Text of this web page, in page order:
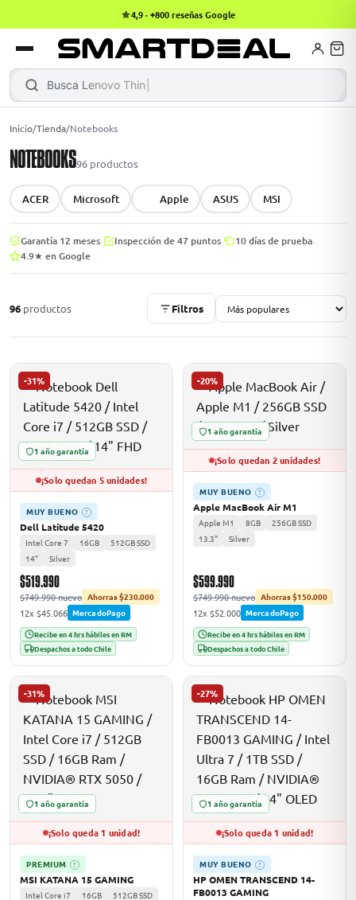
Recibe hoy en la RM
Busca Lenovo ThinkPad
MacBook Air
→
Inicio/Tienda/Notebooks
NOTEBOOKS96 productos
ACER Microsoft Apple ASUS MSI
Garantía 12 meses Inspección de 47 puntos 10 días de prueba
4.9★ en Google
96 productos Filtros
-31%
1 año garantía
¡Solo quedan 5 unidades!
MUY BUENO ?
Dell Latitude 5420
Intel Core 7 16GB
512GB SSD
14"
Silver
$519.990
$749.990 nuevo Ahorras $230.000
12x $45.066 MercadoPago
Recibe en 4 hrs hábiles en RM
Despachos a todo Chile
-20%
1 año garantía
¡Solo quedan 2 unidades!
MUY BUENO ?
Apple MacBook Air M1
Apple M1 8GB
256GB SSD
13.3"
Silver
$599.990
$749.990 nuevo Ahorras $150.000
12x $52.000 MercadoPago
Recibe en 4 hrs hábiles en RM
Despachos a todo Chile
-31%
1 año garantía
¡Solo queda 1 unidad!
PREMIUM ?
MSI KATANA 15 GAMING
Intel Core i7 16GB
512GB SSD
-27%
1 año garantía
¡Solo queda 1 unidad!
MUY BUENO ?
HP OMEN TRANSCEND 14-
FB0013 GAMING